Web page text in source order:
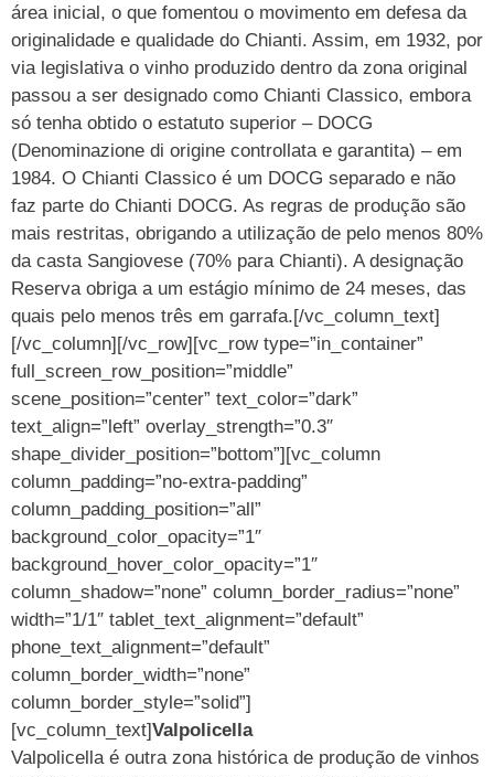
área inicial, o que fomentou o movimento em defesa da
originalidade e qualidade do Chianti. Assim, em 1932, por
via legislativa o vinho produzido dentro da zona original
passou a ser designado como Chianti Classico, embora
só tenha obtido o estatuto superior – DOCG
(Denominazione di origine controllata e garantita) – em
1984. O Chianti Classico é um DOCG separado e não
faz parte do Chianti DOCG. As regras de produção são
mais restritas, obrigando a utilização de pelo menos 80%
da casta Sangiovese (70% para Chianti). A designação
Reserva obriga a um estágio mínimo de 24 meses, das
quais pelo menos três em garrafa.[/vc_column_text]
[/vc_column][/vc_row][vc_row type=”in_container”
full_screen_row_position=”middle”
scene_position=”center” text_color=”dark”
text_align=”left” overlay_strength=”0.3″
shape_divider_position=”bottom”][vc_column
column_padding=”no-extra-padding”
column_padding_position=”all”
background_color_opacity=”1″
background_hover_color_opacity=”1″
column_shadow=”none” column_border_radius=”none”
width=”1/1″ tablet_text_alignment=”default”
phone_text_alignment=”default”
column_border_width=”none”
column_border_style=”solid”]
[vc_column_text]Valpolicella
Valpolicella é outra zona histórica de produção de vinhos